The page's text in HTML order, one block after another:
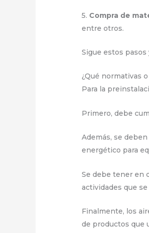
5. Compra de
entre otros.
Sigue estos
¿Qué normativas
Para la
Primero, debe
Además, se
energético para
Se debe tener en
actividades que
Finalmente, los
de productos que